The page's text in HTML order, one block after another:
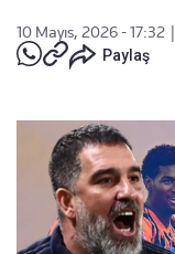
10 Mayıs, 2026 - 17:32
Paylaş